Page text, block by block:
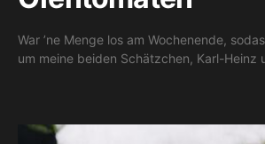
War ’ne Menge los am Wochenende,
um meine beiden Schätzchen, Karl-Heinz